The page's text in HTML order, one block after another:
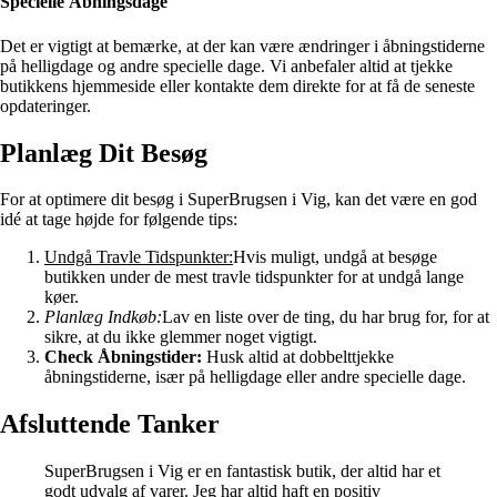
Det er vigtigt at bemærke, at der kan være ændringer i åbningstiderne
på helligdage og andre specielle dage. Vi anbefaler altid at tjekke
butikkens hjemmeside eller kontakte dem direkte for at få de seneste
opdateringer.
Planlæg Dit Besøg
For at optimere dit besøg i SuperBrugsen i Vig, kan det være en god
idé at tage højde for følgende tips:
Undgå Travle Tidspunkter:Hvis muligt, undgå at besøge
butikken under de mest travle tidspunkter for at undgå lange
køer.
Planlæg Indkøb:Lav en liste over de ting, du har brug for, for at
sikre, at du ikke glemmer noget vigtigt.
Check Åbningstider: Husk altid at dobbelttjekke
åbningstiderne, især på helligdage eller andre specielle dage.
Afsluttende Tanker
SuperBrugsen i Vig er en fantastisk butik, der altid har et
godt udvalg af varer. Jeg har altid haft en positiv